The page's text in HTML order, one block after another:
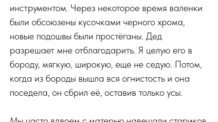
инструментом. Через некоторое время валенки
были обсоюзены кусочками черного хрома,
новые подошвы были простёганы. Дед
разрешает мне отблагодарить. Я целую его в
бороду, мягкую, широкую, еще не седую. Потом,
когда из бороды вышла вся огнистость и она
поседела, он сбрил её, оставив только усы.